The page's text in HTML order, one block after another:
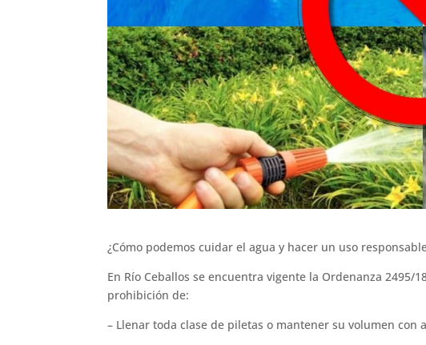
¿Cómo podemos cuidar el agua y hacer un uso
En Río Ceballos se encuentra vigente la Ordenanza
prohibición de:
– Llenar toda clase de piletas o mantener su volumen con